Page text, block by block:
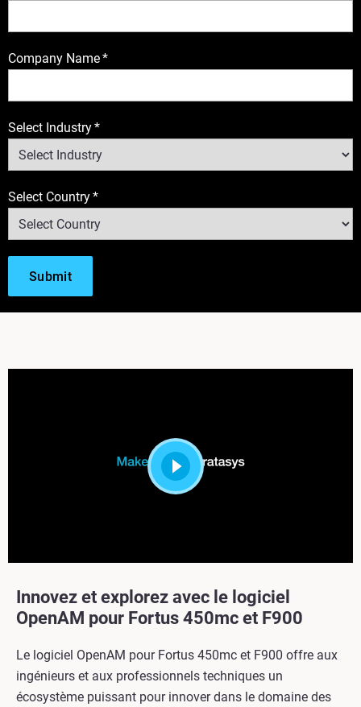
Company Name*
Select Industry*
Select Country*
Innovez et explorez avec le logiciel
OpenAM pour Fortus 450mc et F900
Le logiciel OpenAM pour Fortus 450mc et F900 offre aux
ingénieurs et aux professionnels techniques un
écosystème puissant pour innover dans le domaine des